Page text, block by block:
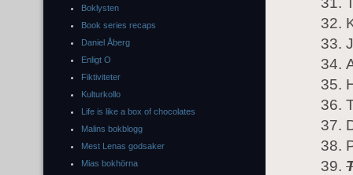
Boklysten
Book series recaps
Daniel Åberg
Enligt O
Fiktiviteter
Kulturkollo
Life is like a box of chocolates
Malins bokblogg
Mest Lenas godsaker
Mias bokhörna